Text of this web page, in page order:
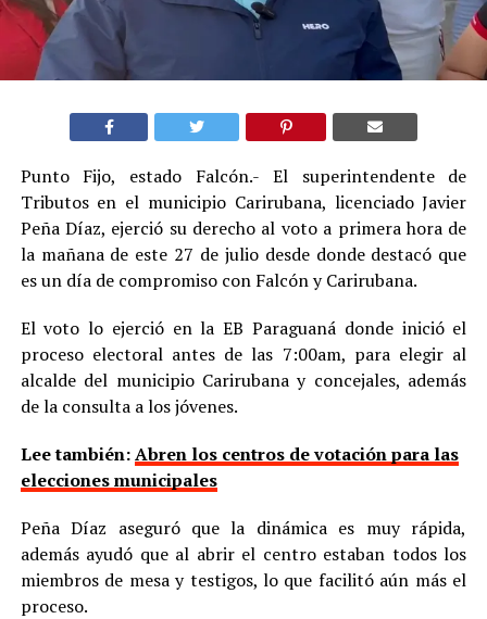
Punto Fijo, estado Falcón.- El superintendente de
Tributos en el municipio Carirubana, licenciado Javier
Peña Díaz, ejerció su derecho al voto a primera hora de
la mañana de este 27 de julio desde donde destacó que
es un día de compromiso con Falcón y Carirubana.
El voto lo ejerció en la EB Paraguaná donde inició el
proceso electoral antes de las 7:00am, para elegir al
alcalde del municipio Carirubana y concejales, además
de la consulta a los jóvenes.
Lee también:Abren los centros de votación para las
elecciones municipales
Peña Díaz aseguró que la dinámica es muy rápida,
además ayudó que al abrir el centro estaban todos los
miembros de mesa y testigos, lo que facilitó aún más el
proceso.